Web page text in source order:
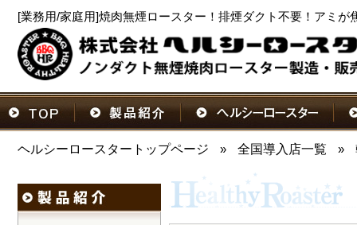
[業務用/家庭用]焼肉無煙ロースター！排煙ダクト不要！アミが
ヘルシーロースタートップページ » 全国導入店一覧 »